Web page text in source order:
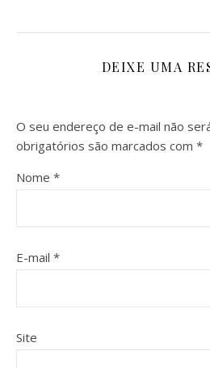
DEIXE UMA
O seu endereço de e-mail não
obrigatórios são marcados com *
Nome *
E-mail *
Site